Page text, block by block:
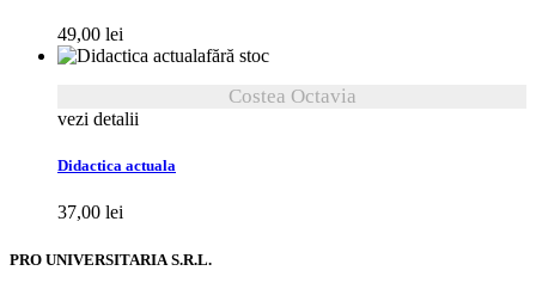
49,00 lei
fără stoc
Costea Octavia
vezi detalii
Didactica actuala
37,00 lei
PRO UNIVERSITARIA S.R.L.